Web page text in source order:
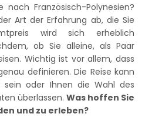
nach Französisch-Polynesien?
Art der Erfahrung ab, die Sie
wird sich erheblich
ob Sie alleine, als Paar
Wichtig ist vor allem, dass
definieren. Die Reise kann
sein oder Ihnen die Wahl des
überlassen. Was hoffen Sie
und zu erleben?